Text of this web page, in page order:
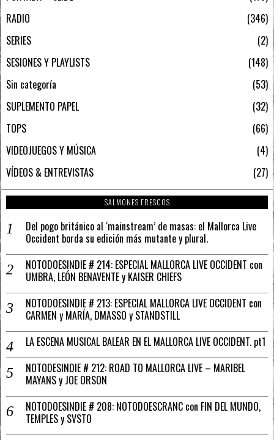
RADIO
346
SERIES
2
SESIONES Y PLAYLISTS
148
Sin categoría
53
SUPLEMENTO PAPEL
32
TOPS
66
VIDEOJUEGOS Y MÚSICA
4
VÍDEOS & ENTREVISTAS
27
SALMONES FRESCOS
Del pogo británico al ‘mainstream’ de masas: el Mallorca Live
Occident borda su edición más mutante y plural.
NOTODOESINDIE # 214: ESPECIAL MALLORCA LIVE OCCIDENT con
UMBRA, LEÓN BENAVENTE y KAISER CHIEFS
NOTODOESINDIE # 213: ESPECIAL MALLORCA LIVE OCCIDENT con
CARMEN y MARÍA, DMASSO y STANDSTILL
LA ESCENA MUSICAL BALEAR EN EL MALLORCA LIVE OCCIDENT. pt1
NOTODESINDIE # 212: ROAD TO MALLORCA LIVE – MARIBEL
MAYANS y JOE ORSON
NOTODOESINDIE # 208: NOTODOESCRANC con FIN DEL MUNDO,
TEMPLES y SVSTO